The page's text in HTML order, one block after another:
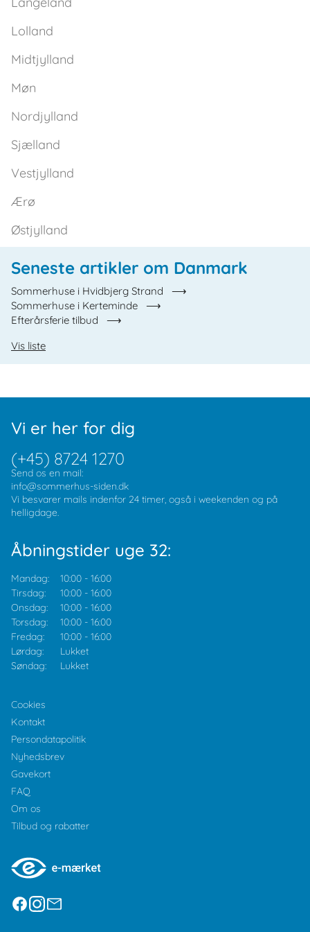
Lolland
Midtjylland
Møn
Nordjylland
Sjælland
Vestjylland
Ærø
Østjylland
Seneste artikler om Danmark
Sommerhuse i Hvidbjerg Strand
Sommerhuse i Kerteminde
Efterårsferie tilbud
Vis liste
Vi er her for dig
(+45) 8724 1270
Send os en mail:
info@sommerhus-siden.dk
Vi besvarer mails indenfor 24 timer, også i weekenden og på
helligdage.
Åbningstider uge 32:
Mandag: 10:00 - 16:00
Tirsdag:
10:00 - 16:00
Onsdag:
10:00 - 16:00
Torsdag:
10:00 - 16:00
Fredag:
10:00 - 16:00
Lørdag:
Lukket
Søndag:
Lukket
Cookies
Kontakt
Persondatapolitik
Nyhedsbrev
Gavekort
FAQ
Om os
Tilbud og rabatter